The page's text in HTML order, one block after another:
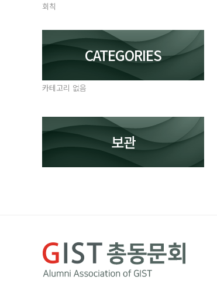
회칙
CATEGORIES
카테고리 없음
보관